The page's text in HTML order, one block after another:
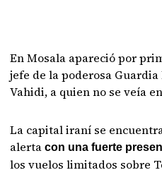
En Mosala apareció por
jefe de la poderosa
Vahidi, a quien no se veía
La capital iraní se
alerta con una fuerte
los vuelos limitados sobre